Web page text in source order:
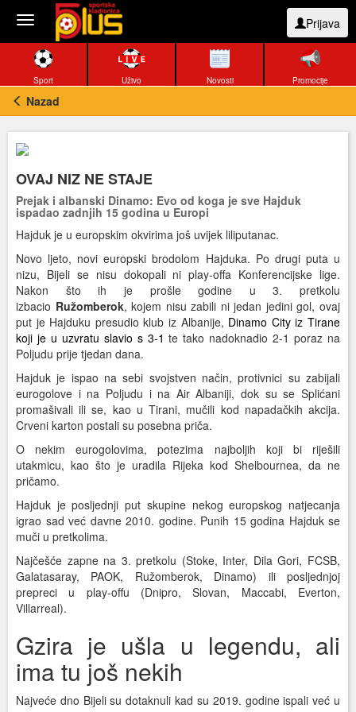
Toggle
navigation
Prijava
Sport Uživo Novosti Promocije
Nazad
OVAJ NIZ NE STAJE
Prejak i albanski Dinamo: Evo od koga je sve Hajduk
ispadao zadnjih 15 godina u Europi
Hajduk je u europskim okvirima još uvijek liliputanac.
Novo ljeto, novi europski brodolom Hajduka. Po drugi puta u
nizu, Bijeli se nisu dokopali ni play-offa Konferencijske lige.
Nakon što ih je prošle godine u 3. pretkolu
izbacio Ružomberok, kojem nisu zabili ni jedan jedini gol, ovaj
put je Hajduku presudio klub iz Albanije, Dinamo City iz Tirane
koji je u uzvratu slavio s 3-1 te tako nadoknadio 2-1 poraz na
Poljudu prije tjedan dana.
Hajduk je ispao na sebi svojstven način, protivnici su zabijali
eurogolove i na Poljudu i na Air Albaniji, dok su se Splićani
promašivali ili se, kao u Tirani, mučili kod napadačkih akcija.
Crveni karton postali su posebna priča.
O nekim eurogolovima, potezima najboljih koji bi riješili
utakmicu, kao što je uradila Rijeka kod Shelbournea, da ne
pričamo.
Hajduk je posljednji put skupine nekog europskog natjecanja
igrao sad već davne 2010. godine. Punih 15 godina Hajduk se
muči u pretkolima.
Najčešće zapne na 3. pretkolu (Stoke, Inter, Dila Gori, FCSB,
Galatasaray, PAOK, Ružomberok, Dinamo) ili posljednjoj
prepreci u play-offu (Dnipro, Slovan, Maccabi, Everton,
Villarreal).
Gzira je ušla u legendu, ali
ima tu još nekih
Najveće dno Bijeli su dotaknuli kad su 2019. godine ispali već u